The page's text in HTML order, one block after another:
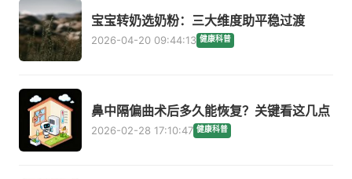
宝宝转奶选奶粉：三大维度助平稳过渡
2026-04-20 09:44:13 健康科普
鼻中隔偏曲术后多久能恢复？关键看这几点
2026-02-28 17:10:47 健康科普